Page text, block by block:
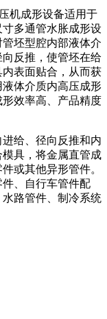
机成形设备适用于
多通管水胀成形设
坯型腔内部液体介
反推，使管坯在给
表面贴合，从而获
体介质内高压成形
效率高、产品精度
给、径向反推和内
具，将金属直管成
或其他异形管件。
、自行车管件配
路管件、制冷系统